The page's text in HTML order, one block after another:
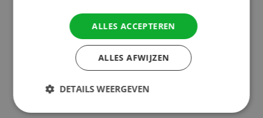
ALLES ACCEPTEREN
ALLES AFWIJZEN
DETAILS WEERGEVEN